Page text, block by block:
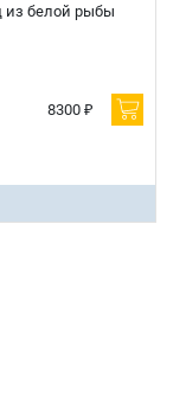
из белой рыбы
8300 ₽